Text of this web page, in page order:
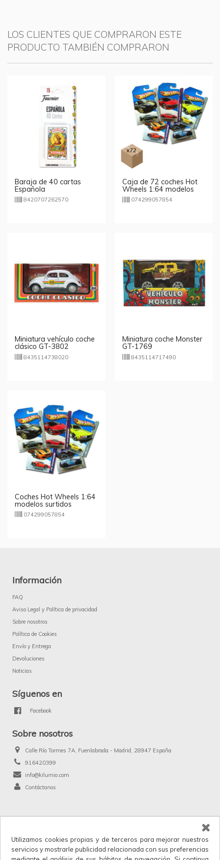
LOS CLIENTES QUE COMPRARON ESTE
PRODUCTO TAMBIÉN COMPRARON
Baraja de 40 cartas
Española
8420707262570
Caja de 72 coches Hot
Wheels 1:64 modelos
surtidos
074299057854
Miniatura vehículo coche
clásico GT-3802
8435114738020
Miniatura coche Monster
GT-1769
8435114717490
Coches Hot Wheels 1:64
modelos surtidos
074299057854
Información
FAQ
Aviso Legal y Política de privacidad
Sobre nosotros
Política de Cookies
Envío y Entrega
Devoluciones
Noticias
Síguenos en
Facebook
Sobre nosotros
Calle Río Tormes 7A, Fuenlabrada - Madrid, 28947 España
916420399
info@kilumio.com
Contáctanos
Kilumio.com. Todos los derechos reservados.
Kilumio, distribuidor y proveedor mayorista de productos de licencias, merchandising
y anunciados en TV. IVA no incluido en los precios.
Utilizamos cookies propias y de terceros para mejorar nuestros
servicios y mostrarle publicidad relacionada con sus preferencias